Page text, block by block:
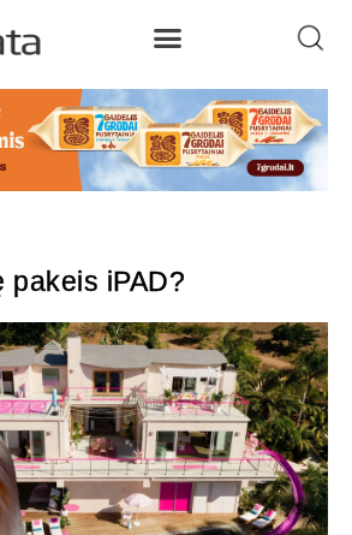
pakeis iPAD?